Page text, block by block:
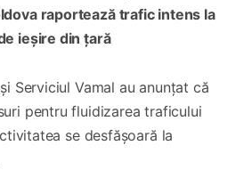
raportează trafic intens la
ieșire din țară
Serviciul Vamal au anunțat că
pentru fluidizarea traficului
se desfășoară la